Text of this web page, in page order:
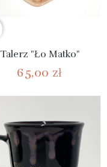
Talerz "Ło Matko"
65,00 zł